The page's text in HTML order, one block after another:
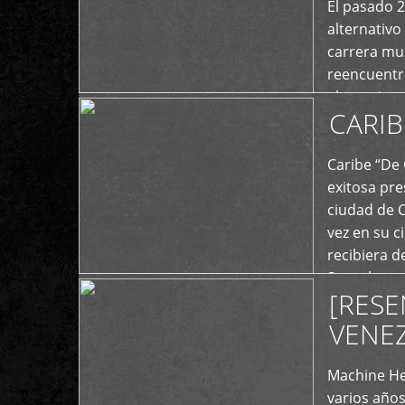
El pasado
alternativo
carrera
el exterior
Caribe
exitosa
ciudad de
vez en su
recibiera
Store los
Machine
varios